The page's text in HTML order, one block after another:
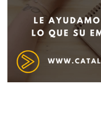
política de